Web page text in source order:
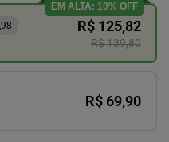
EM ALTA: 10% OFF
R$ 125,82
R$ 139,80
R$ 69,90